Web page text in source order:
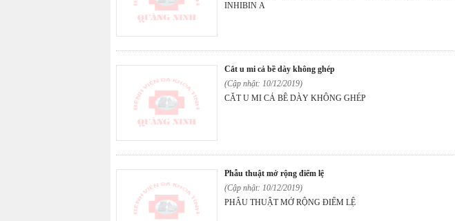
INHIBIN A
cắt u mi cả bề dày không ghép
(Cập nhật: 10/12/2019)
CẮT U MI CẢ BỀ DÀY KHÔNG GHÉP
phẫu thuật mở rộng điểm lệ
(Cập nhật: 10/12/2019)
PHẪU THUẬT MỞ RỘNG ĐIỂM LỆ